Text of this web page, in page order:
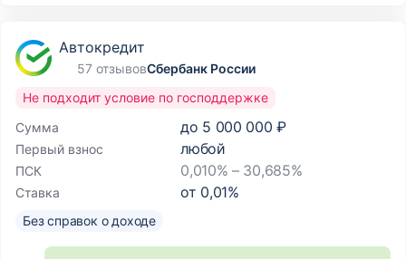
Автокредит
57 отзывовСбербанк России
Сумма до 5 000 000 ₽
Первый взнос любой
ПСК 0,010% – 30,685%
Ставка от 0,01%
Не подходит условие по господдержке
Без справок о доходе